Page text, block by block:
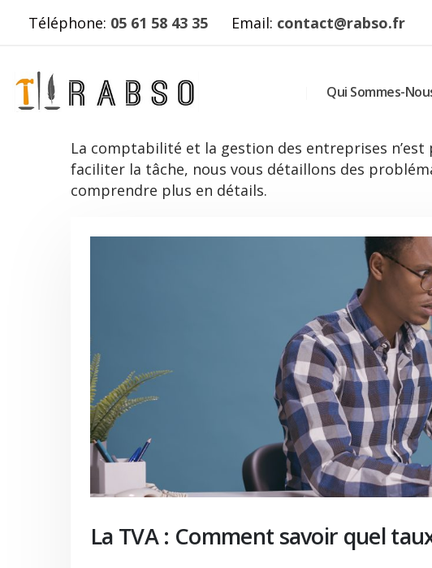
Téléphone: 05 61 58 43 35 Email: contact@rabso.fr
Qui Sommes-
La comptabilité et la gestion des entreprises
faciliter la tâche, nous vous détaillons des
comprendre plus en détails.
La TVA : Comment savoir quel